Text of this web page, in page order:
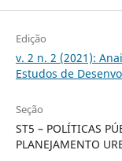
Edição
v. 2 n. 2 (2021):
Estudos de
Seção
ST5 – POLÍTICAS
PLANEJAMENTO